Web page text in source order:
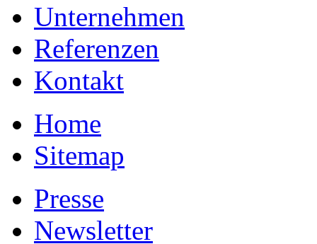
Unternehmen
Referenzen
Kontakt
Home
Sitemap
Presse
Newsletter